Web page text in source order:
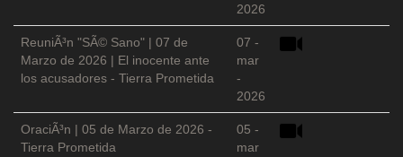
2026
ReuniÃ³n "SÃ© Sano" | 07 de
Marzo de 2026 | El inocente ante
los acusadores - Tierra Prometida
07 -
mar
-
2026
OraciÃ³n | 05 de Marzo de 2026 -
Tierra Prometida
05 -
mar